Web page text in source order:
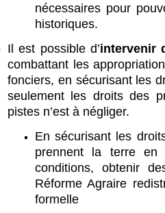
nécessaires pour
historiques.
Il est possible d’intervenir
combattant les
fonciers, en sécurisant les
seulement les droits des
pistes n’est à négliger.
En sécurisant les
prennent la terre en
conditions, obtenir
Réforme Agraire
formelle